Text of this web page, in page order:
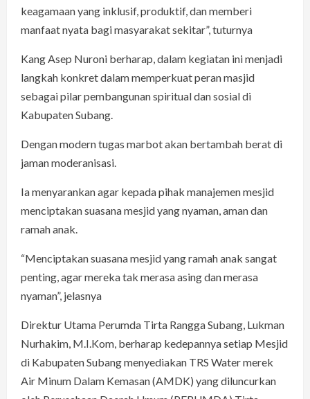
keagamaan yang inklusif, produktif, dan memberi
manfaat nyata bagi masyarakat sekitar”, tuturnya
Kang Asep Nuroni berharap, dalam kegiatan ini menjadi
langkah konkret dalam memperkuat peran masjid
sebagai pilar pembangunan spiritual dan sosial di
Kabupaten Subang.
Dengan modern tugas marbot akan bertambah berat di
jaman moderanisasi.
Ia menyarankan agar kepada pihak manajemen mesjid
menciptakan suasana mesjid yang nyaman, aman dan
ramah anak.
“Menciptakan suasana mesjid yang ramah anak sangat
penting, agar mereka tak merasa asing dan merasa
nyaman”, jelasnya
Direktur Utama Perumda Tirta Rangga Subang, Lukman
Nurhakim, M.I.Kom, berharap kedepannya setiap Mesjid
di Kabupaten Subang menyediakan TRS Water merek
Air Minum Dalam Kemasan (AMDK) yang diluncurkan